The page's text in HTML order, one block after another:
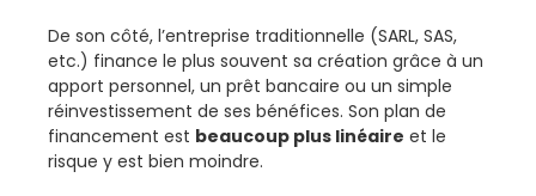
De son côté, l’entreprise traditionnelle (SARL, SAS,
etc.) finance le plus souvent sa création grâce à un
apport personnel, un prêt bancaire ou un simple
réinvestissement de ses bénéfices. Son plan de
financement est beaucoup plus linéaire et le
risque y est bien moindre.